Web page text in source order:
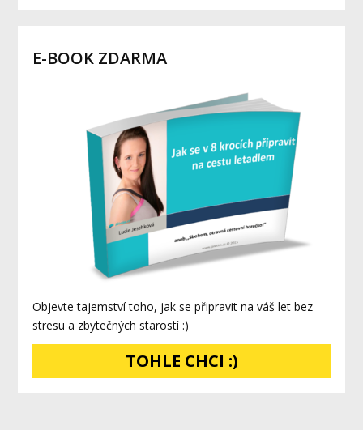
E-BOOK ZDARMA
Objevte tajemství toho, jak se připravit na váš let bez
stresu a zbytečných starostí :)
TOHLE CHCI :)